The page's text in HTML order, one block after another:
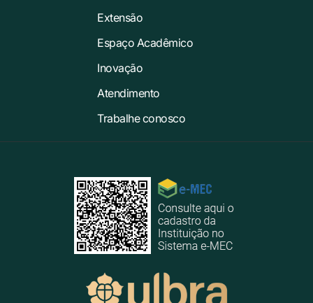
Extensão
Espaço Acadêmico
Inovação
Atendimento
Trabalhe conosco